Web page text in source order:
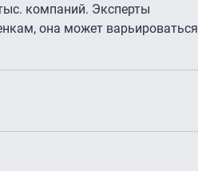
компаний. Эксперты
она может варьироваться